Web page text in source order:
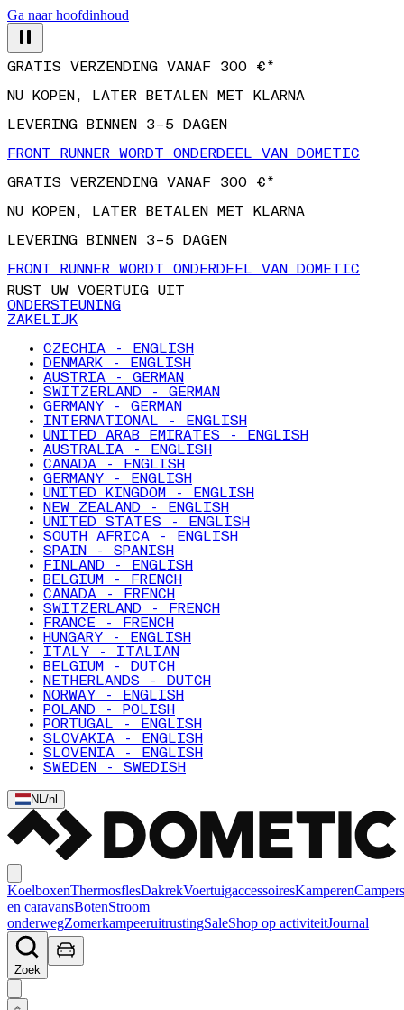
Ga naar hoofdinhoud
NU KOPEN, LATER BETALEN MET KLARNA
LEVERING BINNEN 3–5 DAGEN
FRONT RUNNER WORDT ONDERDEEL VAN DOMETIC
GRATIS VERZENDING VANAF 300 €*
NU KOPEN, LATER BETALEN MET KLARNA
LEVERING BINNEN 3–5 DAGEN
FRONT RUNNER WORDT ONDERDEEL VAN DOMETIC
RUST UW VOERTUIG UIT
ONDERSTEUNING
ZAKELIJK
CZECHIA - ENGLISH
DENMARK - ENGLISH
AUSTRIA - GERMAN
SWITZERLAND - GERMAN
GERMANY - GERMAN
INTERNATIONAL - ENGLISH
UNITED ARAB EMIRATES - ENGLISH
AUSTRALIA - ENGLISH
CANADA - ENGLISH
GERMANY - ENGLISH
UNITED KINGDOM - ENGLISH
NEW ZEALAND - ENGLISH
UNITED STATES - ENGLISH
SOUTH AFRICA - ENGLISH
SPAIN - SPANISH
FINLAND - ENGLISH
BELGIUM - FRENCH
CANADA - FRENCH
SWITZERLAND - FRENCH
FRANCE - FRENCH
HUNGARY - ENGLISH
ITALY - ITALIAN
BELGIUM - DUTCH
NETHERLANDS - DUTCH
NORWAY - ENGLISH
POLAND - POLISH
PORTUGAL - ENGLISH
SLOVAKIA - ENGLISH
SLOVENIA - ENGLISH
SWEDEN - SWEDISH
NL/nl
KoelboxenThermosflesDakrekVoertuigaccessoiresKamperenCampers
en caravansBotenStroom
onderwegZomerkampeeruitrustingSaleShop op activiteitJournal
Zoek